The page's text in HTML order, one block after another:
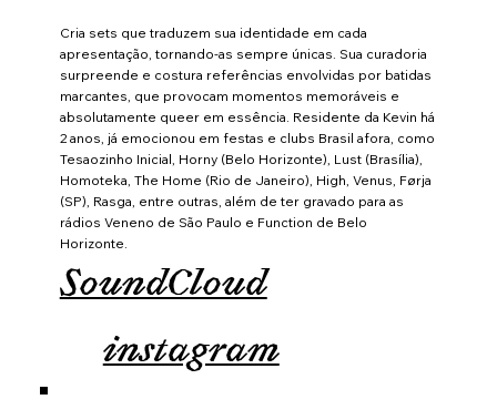
Cria sets que traduzem sua identidade em cada
apresentação, tornando-as sempre únicas. Sua curadoria
surpreende e costura referências envolvidas por batidas
marcantes, que provocam momentos memoráveis e
absolutamente queer em essência. Residente da Kevin há
2 anos, já emocionou em festas e clubs Brasil afora, como
Tesaozinho Inicial, Horny (Belo Horizonte), Lust (Brasília),
Homoteka, The Home (Rio de Janeiro), High, Venus, Førja
(SP), Rasga, entre outras, além de ter gravado para as
rádios Veneno de São Paulo e Function de Belo
Horizonte.
SoundCloud
instagram